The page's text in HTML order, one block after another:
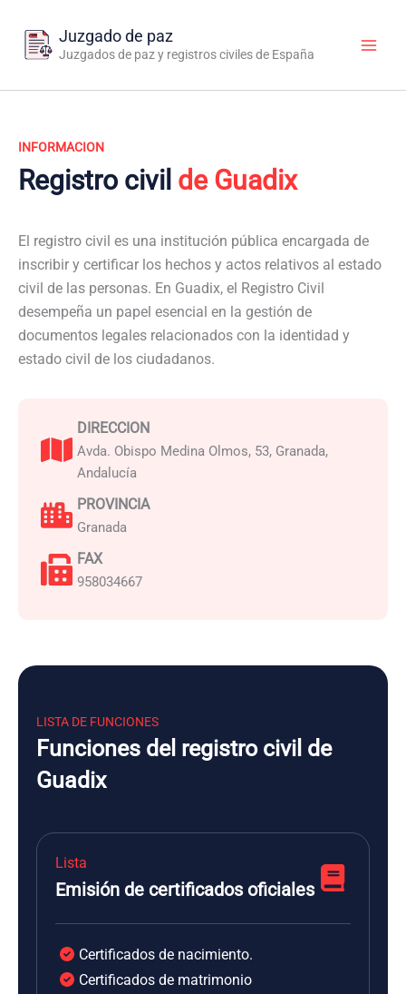
contenido
Juzgado de paz
Juzgados de paz y registros civiles de España
INFORMACION
Registro civil de Guadix
El registro civil es una institución pública encargada de
inscribir y certificar los hechos y actos relativos al estado
civil de las personas. En Guadix, el Registro Civil
desempeña un papel esencial en la gestión de
documentos legales relacionados con la identidad y
estado civil de los ciudadanos.
DIRECCION
Avda. Obispo Medina Olmos, 53, Granada,
Andalucía
PROVINCIA
Granada
FAX
958034667
LISTA DE FUNCIONES
Funciones del registro civil de
Guadix
Lista
Emisión de certificados oficiales
Certificados de nacimiento.
Certificados de matrimonio